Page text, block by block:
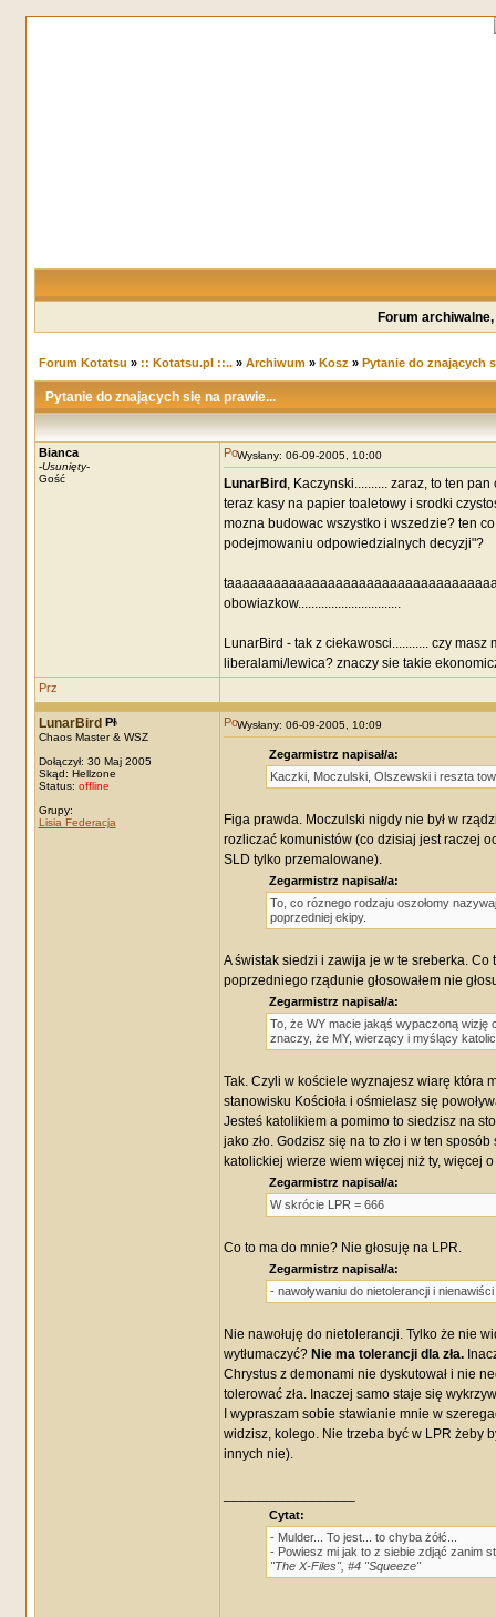
Forum
Forum Kotatsu » :: Kotatsu.pl ::..» Archiwum» Kosz » Pytanie do znających
Pytanie do znających się na prawie...
Bianca
-Usunięty-
Gość
Wysłany: 06-09-2005, 10:00
LunarBird , Kaczynski.......... zaraz, to ten
teraz kasy na papier toaletowy i srodki
mozna budowac wszystko i wszedzie? ten
podejmowaniu odpowiedzialnych decyzji"?
obowiazkow...............................
LunarBird - tak z ciekawosci........... czy
liberalami/lewica? znaczy sie takie
LunarBird
Chaos Master & WSZ
Dołączył: 30 Maj 2005
Skąd: Hellzone
Status: offline
Grupy:
Lisia Federacja
Wysłany: 06-09-2005, 10:09
Zegarmistrz napisał/a:
Kaczki, Moczulski, Olszewski i reszta
Figa prawda. Moczulski nigdy nie był w
rozliczać komunistów (co dzisiaj jest raczej
SLD tylko przemalowane).
Zegarmistrz napisał/a:
To, co róznego rodzaju oszołomy
poprzedniej ekipy.
A świstak siedzi i zawija je w te sreberka. Co
poprzedniego rządunie głosowałem nie
Zegarmistrz napisał/a:
To, że WY macie jakąś wypaczoną wizję
znaczy, że MY, wierzący i myślący
Tak. Czyli w kościele wyznajesz wiarę która
stanowisku Kościoła i ośmielasz się
Jesteś katolikiem a pomimo to siedzisz na
jako zło. Godzisz się na to zło i w ten
katolickiej wierze wiem więcej niż ty, więcej
Zegarmistrz napisał/a:
W skrócie LPR = 666
Co to ma do mnie? Nie głosuję na LPR.
Zegarmistrz napisał/a:
- nawoływaniu do nietolerancji i nienawiści
Nie nawołuję do nietolerancji. Tylko że nie
wytłumaczyć? Nie ma tolerancji dla zła.
Chrystus z demonami nie dyskutował i nie
tolerować zła. Inaczej samo staje się
I wypraszam sobie stawianie mnie w
widzisz, kolego. Nie trzeba być w LPR żeby
innych nie).
Cytat:
- Mulder... To jest... to chyba żółć...
- Powiesz mi jak to z siebie zdjąć zanim
"The X-Files", #4 "Squeeze"